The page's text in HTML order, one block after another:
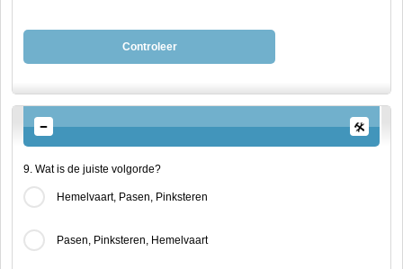
Controleer
9. Wat is de juiste volgorde?
Hemelvaart, Pasen, Pinksteren
Pasen, Pinksteren, Hemelvaart